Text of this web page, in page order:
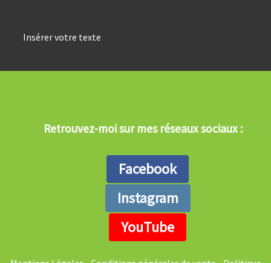
Insérer votre texte
Retrouvez-moi sur mes réseaux sociaux :
Facebook
Instagram
YouTube